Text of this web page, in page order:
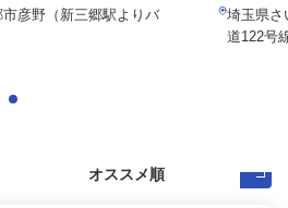
彦野（新三郷駅よりバ
埼玉県さ
道122号